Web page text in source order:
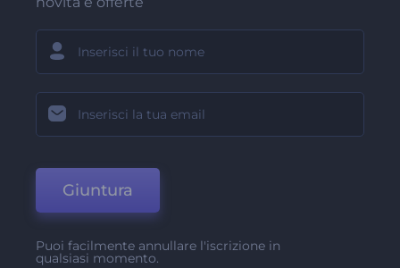
Giuntura
Puoi facilmente annullare l'iscrizione in
qualsiasi momento.